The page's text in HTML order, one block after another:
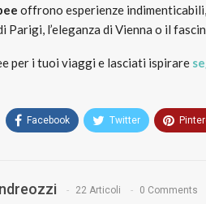
offrono esperienze
Parigi, l’eleganza di Vienna o il
per i tuoi viaggi e lasciati ispirare
Facebook Twitter
22 Articoli 0 Comments